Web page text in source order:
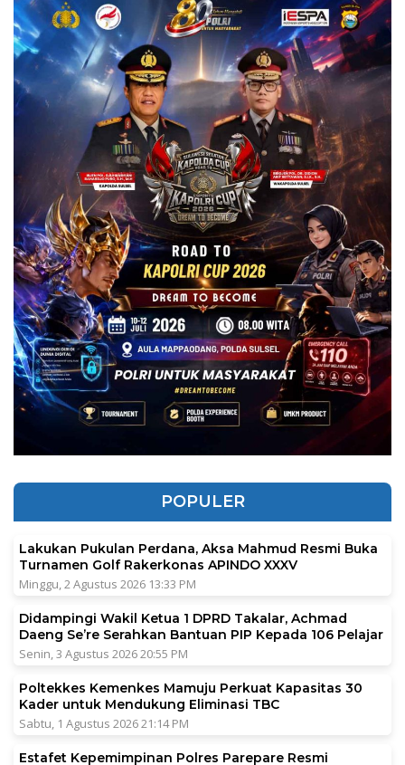
POPULER
Lakukan Pukulan Perdana, Aksa Mahmud Resmi Buka
Turnamen Golf Rakerkonas APINDO XXXV
Minggu, 2 Agustus 2026 13:33 PM
Didampingi Wakil Ketua 1 DPRD Takalar, Achmad
Daeng Se’re Serahkan Bantuan PIP Kepada 106 Pelajar
Senin, 3 Agustus 2026 20:55 PM
Poltekkes Kemenkes Mamuju Perkuat Kapasitas 30
Kader untuk Mendukung Eliminasi TBC
Sabtu, 1 Agustus 2026 21:14 PM
Estafet Kepemimpinan Polres Parepare Resmi